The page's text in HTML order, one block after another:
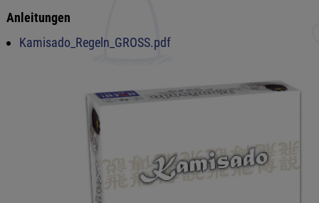
Anleitungen
Kamisado_Regeln_GROSS.pdf